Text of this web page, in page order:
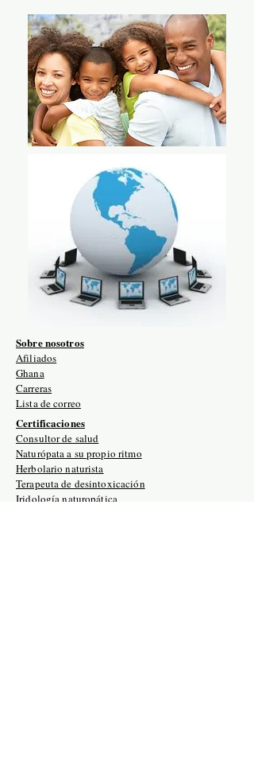
Sobre nosotros
Afiliados
Ghana
Carreras
Lista de correo
Certificaciones
Consultor de salud
Naturópata a su propio ritmo
Herbolario naturista
Terapeuta de desintoxicación
Iridología naturopática